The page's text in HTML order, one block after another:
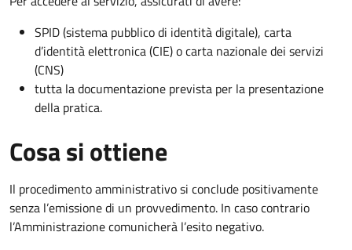
SPID (sistema pubblico di identità digitale), carta
d’identità elettronica (CIE) o carta nazionale dei servizi
(CNS)
tutta la documentazione prevista per la presentazione
della pratica.
Cosa si ottiene
Il procedimento amministrativo si conclude positivamente
senza l’emissione di un provvedimento. In caso contrario
l’Amministrazione comunicherà l’esito negativo.